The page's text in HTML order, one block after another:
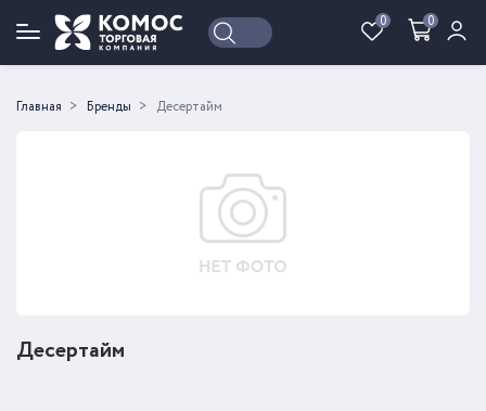
0 0
Войти Регистрация
Главная Бренды Десертайм
Десертайм